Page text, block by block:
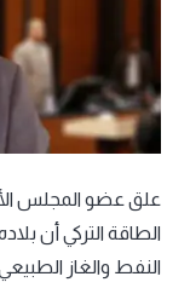
علق عضو المجلس
الطاقة التركي أن
النفط والغاز